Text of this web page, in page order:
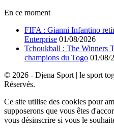
En ce moment
FIFA : Gianni Infantino
Enterprise 01/08/2026
Tchoukball : The Winners
champions du Togo 01/08/
© 2026 - Djena Sport | le sport
Réservés.
Ce site utilise des cookies pour
supposerons que vous êtes
vous désinscrire si vous le